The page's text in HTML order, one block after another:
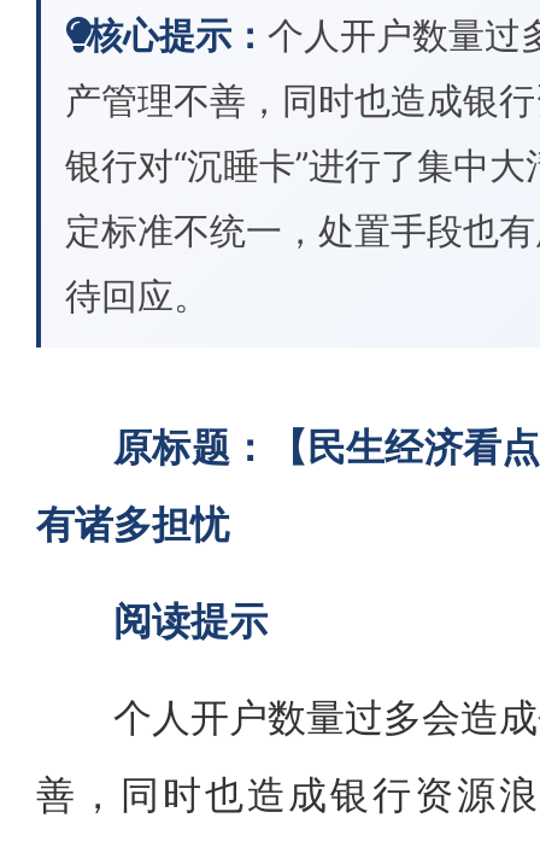
核心提示： 个人开户数量过
产管理不善，同时也造成银
银行对“沉睡卡”进行了集中
定标准不统一，处置手段也
待回应。
原标题：【民生经济看
有诸多担忧
阅读提示
个人开户数量过多会造成
善，同时也造成银行资源